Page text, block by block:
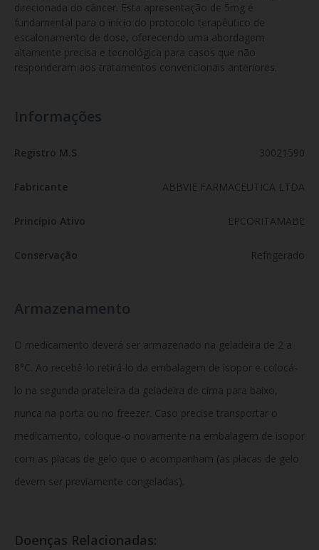
direcionada do câncer. Esta apresentação de 5mg é
fundamental para o início do protocolo terapêutico de
escalonamento de dose, oferecendo uma abordagem
altamente precisa e tecnológica para casos que não
responderam aos tratamentos convencionais anteriores.
Informações
Registro M.S 30021590
Fabricante ABBVIE FARMACEUTICA LTDA
Princípio Ativo EPCORITAMABE
Conservação Refrigerado
Armazenamento
O medicamento deverá ser armazenado na geladeira de 2 a
8°C. Ao recebê-lo retirá-lo da embalagem de isopor e colocá-
lo na segunda prateleira da geladeira de cima para baixo,
nunca na porta ou no freezer. Caso precise transportar o
medicamento, coloque-o novamente na embalagem de isopor
com as placas de gelo que o acompanham (as placas de gelo
devem ser previamente congeladas).
Doenças Relacionadas: